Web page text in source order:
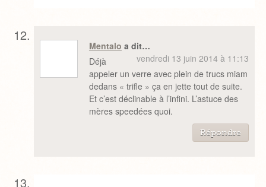
Mentalo a dit…
vendredi 13 juin 2014 à 11:13
Déjà
appeler un verre avec plein de trucs miam
dedans « trifle » ça en jette tout de suite.
Et c’est déclinable à l’infini. L’astuce des
mères speedées quoi.
Répondre